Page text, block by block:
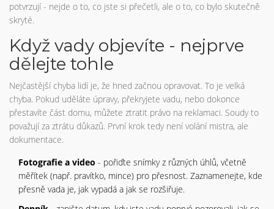
potvrzují - nejde o to, co jste si přečetli, ale o to, co bylo skutečně
skryté.
Když vady objevíte - nejprve
dělejte tohle
Nejčastější chyba lidí je, že hned začnou opravovat. To je velká
chyba. Pokud uděláte úpravy, překryjete vadu, nebo dokonce
přestavíte část domu, můžete ztratit právo na reklamaci. Soudy to
považují za ztrátu důkazů. První krok tedy není volání mistra, ale
dokumentace.
Fotografie a video - pořiďte snímky z různých úhlů, včetně
měřítek (např. pravítko, mince) pro přesnost. Zaznamenejte, kde
přesně vada je, jak vypadá a jak se rozšiřuje.